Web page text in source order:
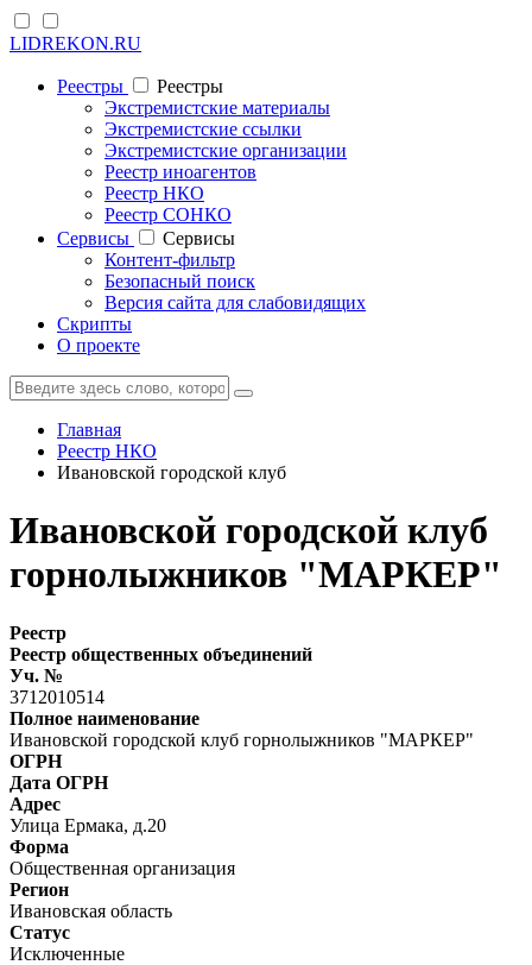
LIDREKON.RU
Реестры
Реестры
Экстремистские материалы
Экстремистские ссылки
Экстремистские организации
Реестр иноагентов
Реестр НКО
Реестр СОНКО
Cервисы
Cервисы
Контент-фильтр
Безопасный поиск
Версия сайта для слабовидящих
Скрипты
О проекте
Главная
Реестр НКО
Ивановской городской клуб
Ивановской городской клуб
горнолыжников "МАРКЕР"
Реестр
Реестр общественных объединений
Уч. №
3712010514
Полное наименование
Ивановской городской клуб горнолыжников "МАРКЕР"
ОГРН
Дата ОГРН
Адрес
Улица Ермака, д.20
Форма
Общественная организация
Регион
Ивановская область
Статус
Исключенные